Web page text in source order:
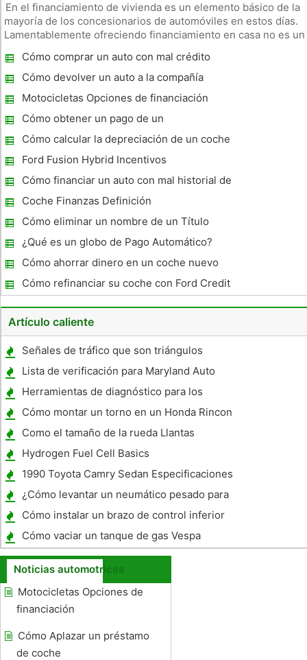
En el financiamiento de vivienda es un elemento básico de la
mayoría de los concesionarios de automóviles en estos días.
Lamentablemente ofreciendo financiamiento en casa no es un
fraudes que se cometen a través de financiamiento en casa s
Cómo comprar un auto con mal crédito
Cómo devolver un auto a la compañía
financiera
Motocicletas Opciones de financiación
Cómo obtener un pago de un
arrendamiento GMC
Cómo calcular la depreciación de un coche
Ford Fusion Hybrid Incentivos
Cómo financiar un auto con mal historial de
crédito
Coche Finanzas Definición
Cómo eliminar un nombre de un Título
sobre un coche de apoyo, cofinanciado
¿Qué es un globo de Pago Automático?
Cómo ahorrar dinero en un coche nuevo
Cómo refinanciar su coche con Ford Credit
Artículo caliente
Señales de tráfico que son triángulos
Lista de verificación para Maryland Auto
Inspección
Herramientas de diagnóstico para los
coches
Cómo montar un torno en un Honda Rincon
Como el tamaño de la rueda Llantas
Hydrogen Fuel Cell Basics
1990 Toyota Camry Sedan Especificaciones
¿Cómo levantar un neumático pesado para
los pernos de orejeta?
Cómo instalar un brazo de control inferior
en un Civic
Cómo vaciar un tanque de gas Vespa
Noticias automotrices
Motocicletas Opciones de
financiación
Cómo Aplazar un préstamo
de coche